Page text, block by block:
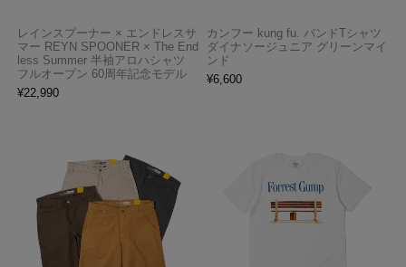
レインスプーナー × エンドレスサ
マー REYN SPOONER × The End
less Summer 半袖アロハシャツ
フルオープン 60周年記念モデル
¥22,990
カンフー kung fu. バンドTシャツ
ダイナソージュニア グリーンマイ
ンド
¥6,600